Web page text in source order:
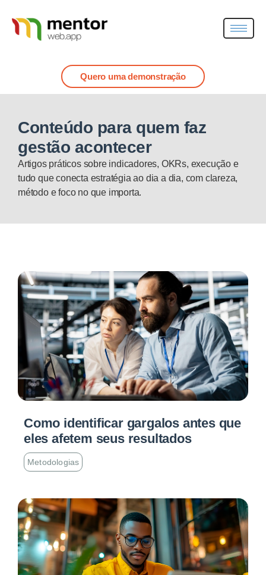
Quero uma demonstração
Conteúdo para quem faz
gestão acontecer
Artigos práticos sobre indicadores, OKRs, execução e
tudo que conecta estratégia ao dia a dia, com clareza,
método e foco no que importa.
Como identificar gargalos antes que
eles afetem seus resultados
Metodologias